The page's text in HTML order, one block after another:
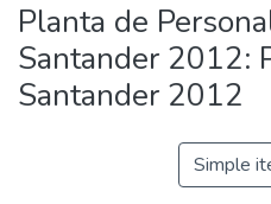
Planta de
Santander 2012:
Santander 2012
Simple